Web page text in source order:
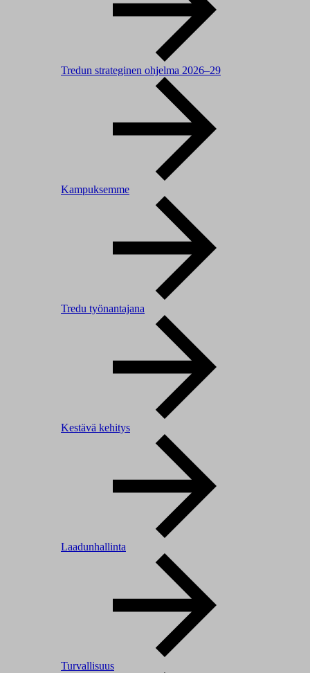
Tredun strateginen ohjelma 2026–29
Kampuksemme
Tredu työnantajana
Kestävä kehitys
Laadunhallinta
Turvallisuus